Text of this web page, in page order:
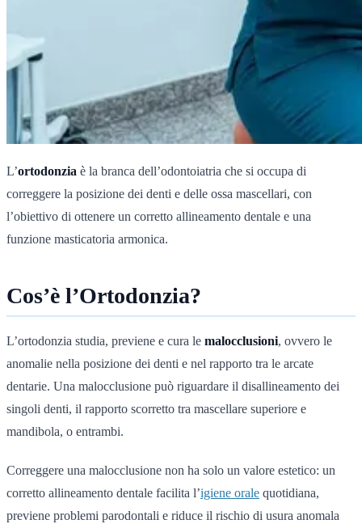
L’ortodonzia è la branca dell’odontoiatria che si occupa di
correggere la posizione dei denti e delle ossa mascellari, con
l’obiettivo di ottenere un corretto allineamento dentale e una
funzione masticatoria armonica.
Cos’è l’Ortodonzia?
L’ortodonzia studia, previene e cura le malocclusioni, ovvero le
anomalie nella posizione dei denti e nel rapporto tra le arcate
dentarie. Una malocclusione può riguardare il disallineamento dei
singoli denti, il rapporto scorretto tra mascellare superiore e
mandibola, o entrambi.
Correggere una malocclusione non ha solo un valore estetico: un
corretto allineamento dentale facilita l’igiene orale quotidiana,
previene problemi parodontali e riduce il rischio di usura anomala